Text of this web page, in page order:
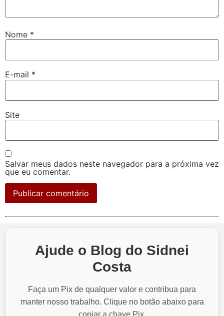
Nome *
E-mail *
Site
Salvar meus dados neste navegador para a próxima vez
que eu comentar.
Ajude o Blog do Sidnei
Costa
Faça um Pix de qualquer valor e contribua para
manter nosso trabalho. Clique no botão abaixo para